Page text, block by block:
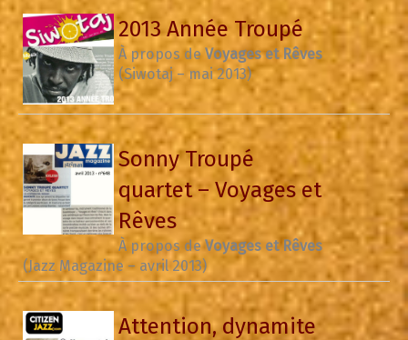
2013 Année Troupé
À propos deVoyages et Rêves
(Siwotaj – mai 2013)
Sonny Troupé
quartet – Voyages et
Rêves
À propos deVoyages et Rêves
(Jazz Magazine – avril 2013)
Attention, dynamite